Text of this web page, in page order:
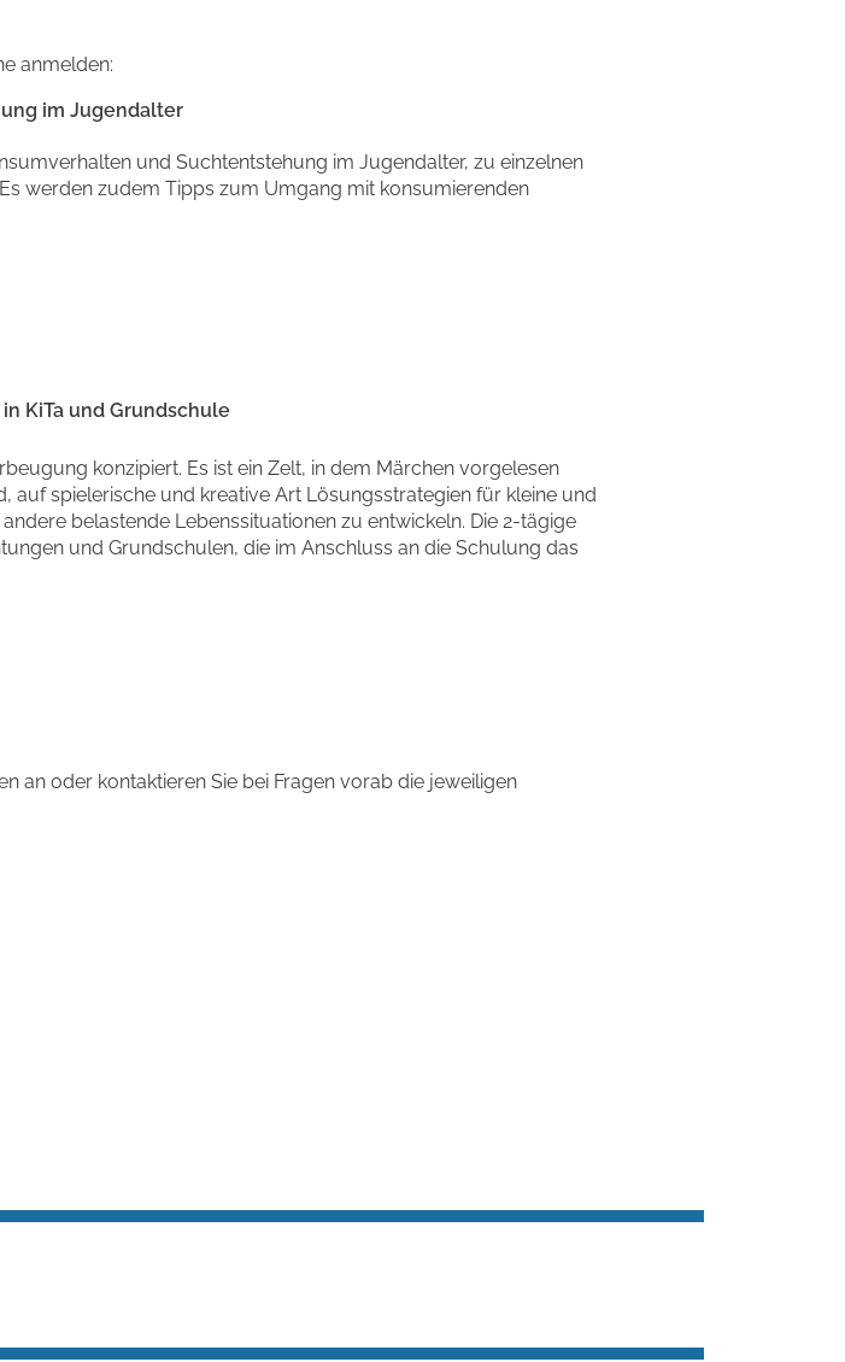
anmelden:
im Jugendalter
und Suchtentstehung im Jugendalter, zu einzelnen
werden zudem Tipps zum Umgang mit konsumierenden
KiTa und Grundschule
konzipiert. Es ist ein Zelt, in dem Märchen vorgelesen
auf spielerische und kreative Art Lösungsstrategien für kleine und
belastende Lebenssituationen zu entwickeln. Die 2-tägige
und Grundschulen, die im Anschluss an die Schulung das
an oder kontaktieren Sie bei Fragen vorab die jeweiligen